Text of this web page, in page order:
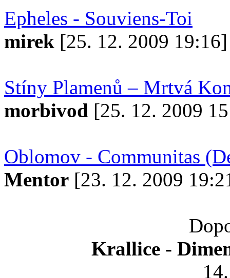
Epheles - Souviens-Toi
mirek [25. 12. 2009 19:16]
Stíny Plamenů – Mrtvá
morbivod [25. 12. 2009
Oblomov - Communitas
Mentor [23. 12. 2009
Krallice -